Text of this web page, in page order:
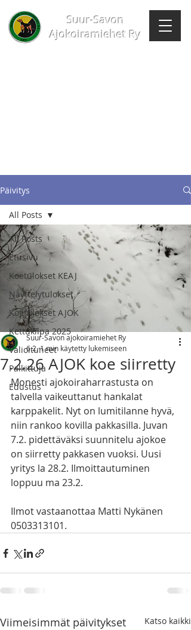
Suur-Savon
Ajokoiramiehet Ry
Päivitys
All Posts
Etusivu
Koetulokset KEAJ
Näyttelytulokset
Koetulokset AJOK
Kettukilpa 2025
Valioituneet
Palkittuja
Edustus
All Posts
7.2.26 AJOK koe siirretty
Suur-Savon ajokoiramiehet Ry
6.2.1 min käytetty lukemiseen
Monesti ajokoiraharrastusta on
talvella vaikeuttanut hankalat
karppakelit. Nyt on lumitilanne hyvä,
niin rankoo kovilla pakkasilla. Juvan
7.2. pidettäväksi suunnitelu ajokoe
on siirretty pakkasen vuoksi. Uusi
yritys la 28.2. Ilmoittautuminen
loppuu ma 23.2.
Ilmot vastaanottaa Matti Nykänen
0503313101.
Viimeisimmät päivitykset Katso kaikki